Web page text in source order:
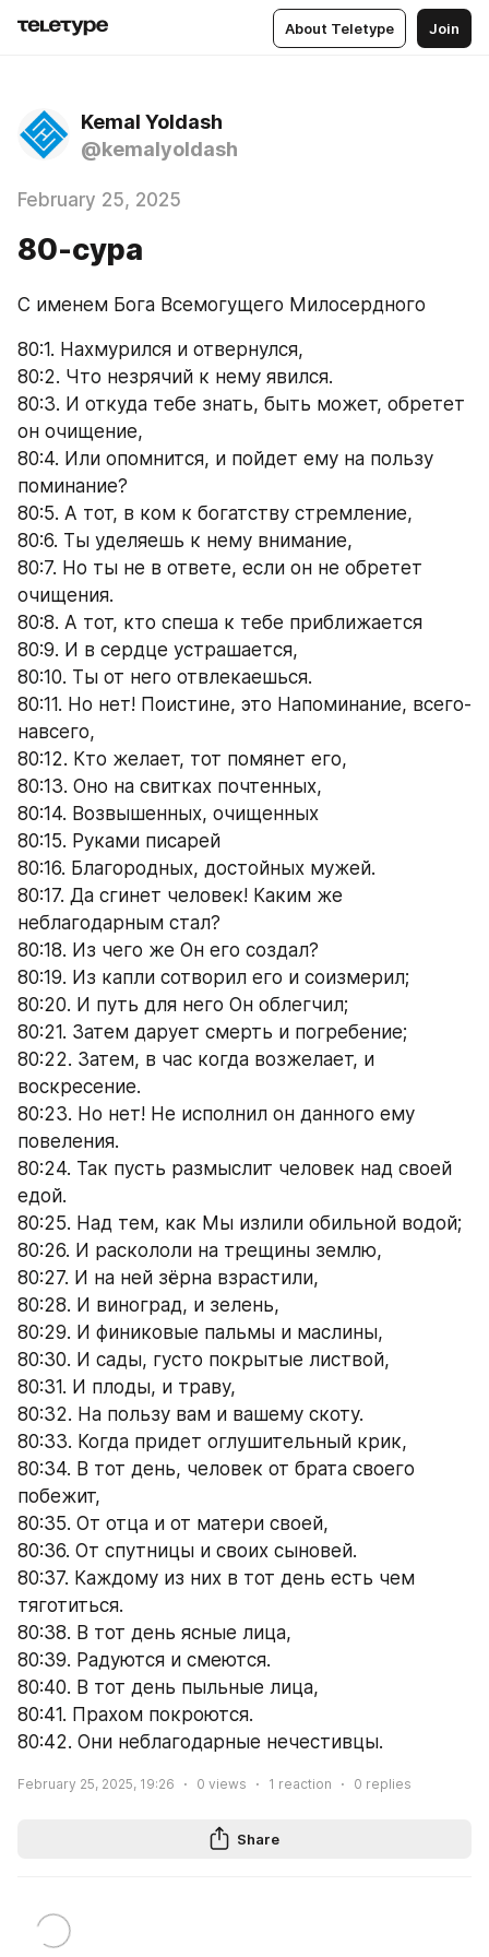
About Teletype Join
Kemal Yoldash
@kemalyoldash
February 25, 2025
80-сура
С именем Бога Всемогущего Милосердного
80:1. Нахмурился и отвернулся,
80:2. Что незрячий к нему явился.
80:3. И откуда тебе знать, быть может, обретет
он очищение,
80:4. Или опомнится, и пойдет ему на пользу
поминание?
80:5. А тот, в ком к богатству стремление,
80:6. Ты уделяешь к нему внимание,
80:7. Но ты не в ответе, если он не обретет
очищения.
80:8. А тот, кто спеша к тебе приближается
80:9. И в сердце устрашается,
80:10. Ты от него отвлекаешься.
80:11. Но нет! Поистине, это Напоминание, всего-
навсего,
80:12. Кто желает, тот помянет его,
80:13. Оно на свитках почтенных,
80:14. Возвышенных, очищенных
80:15. Руками писарей
80:16. Благородных, достойных мужей.
80:17. Да сгинет человек! Каким же
неблагодарным стал?
80:18. Из чего же Он его создал?
80:19. Из капли сотворил его и соизмерил;
80:20. И путь для него Он облегчил;
80:21. Затем дарует смерть и погребение;
80:22. Затем, в час когда возжелает, и
воскресение.
80:23. Но нет! Не исполнил он данного ему
повеления.
80:24. Так пусть размыслит человек над своей
едой.
80:25. Над тем, как Мы излили обильной водой;
80:26. И раскололи на трещины землю,
80:27. И на ней зёрна взрастили,
80:28. И виноград, и зелень,
80:29. И финиковые пальмы и маслины,
80:30. И сады, густо покрытые листвой,
80:31. И плоды, и траву,
80:32. На пользу вам и вашему скоту.
80:33. Когда придет оглушительный крик,
80:34. В тот день, человек от брата своего
побежит,
80:35. От отца и от матери своей,
80:36. От спутницы и своих сыновей.
80:37. Каждому из них в тот день есть чем
тяготиться.
80:38. В тот день ясные лица,
80:39. Радуются и смеются.
80:40. В тот день пыльные лица,
80:41. Прахом покроются.
80:42. Они неблагодарные нечестивцы.
February 25, 2025, 19:26 0 views 1 reaction 0 replies
Share